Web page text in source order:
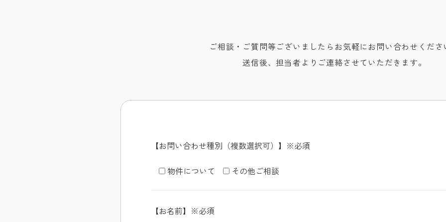
ご相談・ご質問等ございましたら お気軽にお問い合わせくださ
送信後、担当者よりご連絡させていただきます。
【お問い合わせ種別（複数選択可）】 ※必須
物件について その他ご相談
【お名前】 ※必須